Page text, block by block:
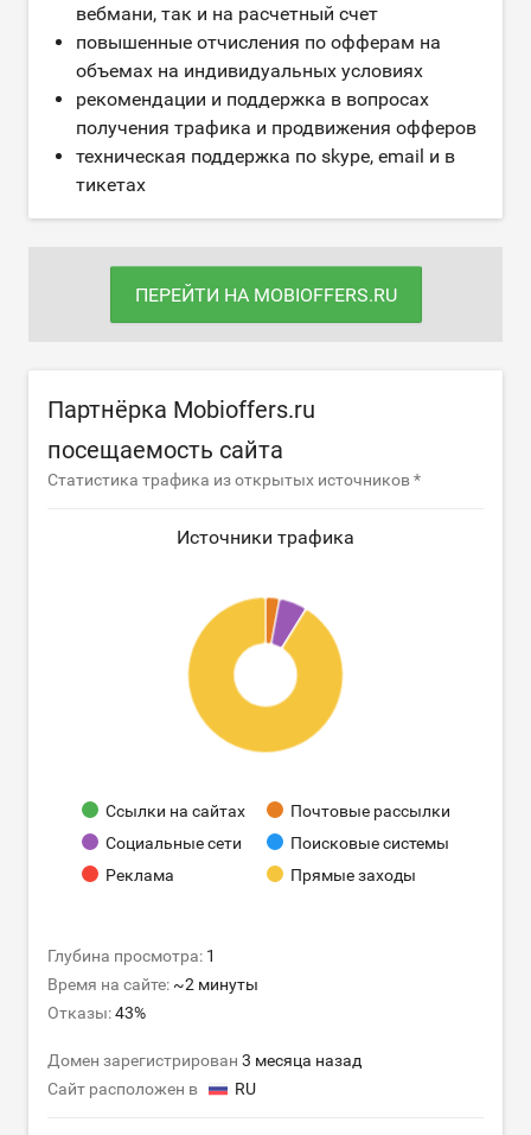
вебмани, так и на расчетный счет
повышенные отчисления по офферам на
объемах на индивидуальных условиях
рекомендации и поддержка в вопросах
получения трафика и продвижения офферов
техническая поддержка по skype, email и в
тикетах
ПЕРЕЙТИ НА MOBIOFFERS.RU
Партнёрка Mobioffers.ru
посещаемость сайта
Статистика трафика из открытых источников *
Источники трафика
Ссылки на сайтах
Почтовые рассылки
Социальные сети
Поисковые системы
Реклама
Прямые заходы
Глубина просмотра: 1
Время на сайте: ~2 минуты
Отказы:43%
Домен зарегистрирован 3 месяца назад
Сайт расположен в
RU